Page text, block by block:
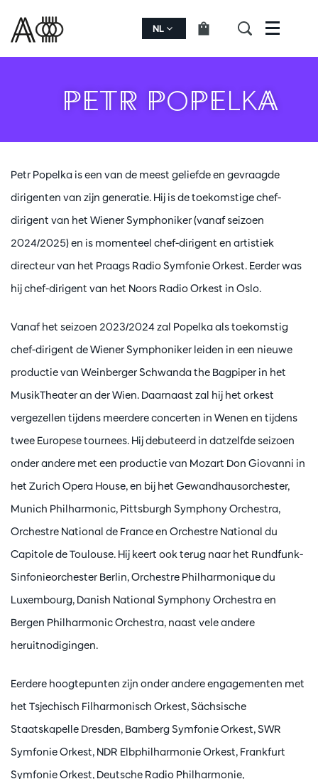
NL Menu
PETR POPELKA
Petr Popelka is een van de meest geliefde en gevraagde
dirigenten van zijn generatie. Hij is de toekomstige chef-
dirigent van het Wiener Symphoniker (vanaf seizoen
2024/2025) en is momenteel chef-dirigent en artistiek
directeur van het Praags Radio Symfonie Orkest. Eerder was
hij chef-dirigent van het Noors Radio Orkest in Oslo.
Vanaf het seizoen 2023/2024 zal Popelka als toekomstig
chef-dirigent de Wiener Symphoniker leiden in een nieuwe
productie van Weinberger Schwanda the Bagpiper in het
MusikTheater an der Wien. Daarnaast zal hij het orkest
vergezellen tijdens meerdere concerten in Wenen en tijdens
twee Europese tournees. Hij debuteerd in datzelfde seizoen
onder andere met een productie van Mozart Don Giovanni in
het Zurich Opera House, en bij het Gewandhausorchester,
Munich Philharmonic, Pittsburgh Symphony Orchestra,
Orchestre National de France en Orchestre National du
Capitole de Toulouse. Hij keert ook terug naar het Rundfunk-
Sinfonieorchester Berlin, Orchestre Philharmonique du
Luxembourg, Danish National Symphony Orchestra en
Bergen Philharmonic Orchestra, naast vele andere
heruitnodigingen.
Eerdere hoogtepunten zijn onder andere engagementen met
het Tsjechisch Filharmonisch Orkest, Sächsische
Staatskapelle Dresden, Bamberg Symfonie Orkest, SWR
Symfonie Orkest, NDR Elbphilharmonie Orkest, Frankfurt
Symfonie Orkest, Deutsche Radio Philharmonie,